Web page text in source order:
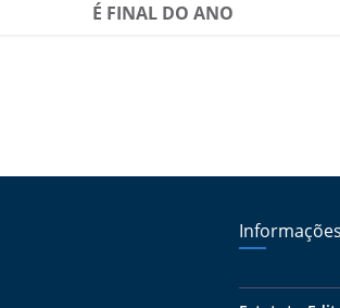
É FINAL DO ANO
Informações